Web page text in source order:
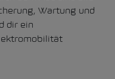
Wartung und
dir ein